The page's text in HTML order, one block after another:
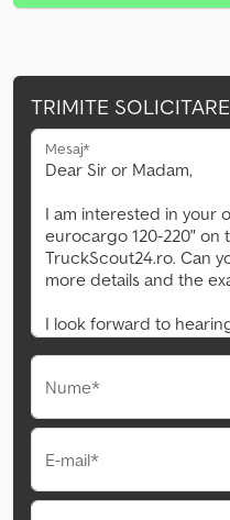
TRIMITE SOLICITARE
Mesaj*
Nume*
E-mail*